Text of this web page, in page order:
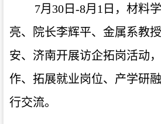
7月 30 日 -8月 1 日，材料
亮、院长李辉平、金属系教
安、济南开展访企拓岗活动
作、拓展就业岗位、产学研
行交流。